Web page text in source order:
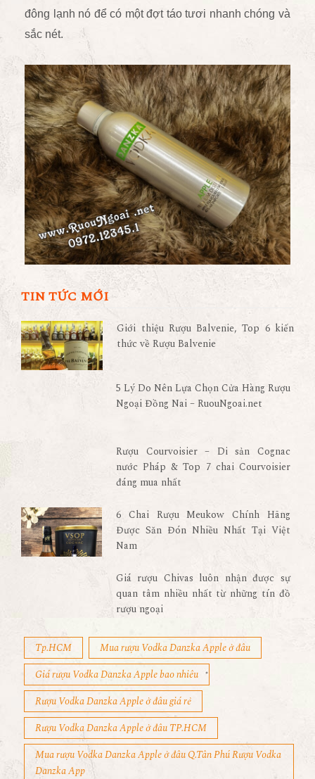
đông lạnh nó để có một đợt táo tươi nhanh chóng và
sắc nét.
TIN TỨC MỚI
Giới thiệu Rượu Balvenie, Top 6 kiến
thức về Rượu Balvenie
5 Lý Do Nên Lựa Chọn Cửa Hàng Rượu
Ngoại Đồng Nai – RuouNgoai.net
Rượu Courvoisier – Di sản Cognac
nước Pháp & Top 7 chai Courvoisier
đáng mua nhất
6 Chai Rượu Meukow Chính Hãng
Được Săn Đón Nhiều Nhất Tại Việt
Nam
Giá rượu Chivas luôn nhận được sự
quan tâm nhiều nhất từ những tín đồ
rượu ngoại
Tp.HCM
Mua rượu Vodka Danzka Apple ở đâu
Giá rượu Vodka Danzka Apple bao nhiêu
Rượu Vodka Danzka Apple ở đâu giá rẻ
Rượu Vodka Danzka Apple ở đâu TP.HCM
Mua rượu Vodka Danzka Apple ở đâu Q.Tân Phú Rượu Vodka
Danzka App